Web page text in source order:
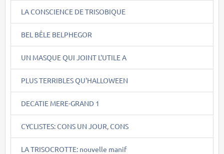
LA CONSCIENCE DE TRISOBIQUE
BEL BÊLE BELPHEGOR
UN MASQUE QUI JOINT L'UTILE A
PLUS TERRIBLES QU'HALLOWEEN
DECATIE MERE-GRAND 1
CYCLISTES: CONS UN JOUR, CONS
LA TRISOCROTTE: nouvelle manif